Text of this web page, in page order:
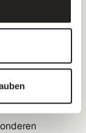
Fortschritt in
nach dem
neben
zu den